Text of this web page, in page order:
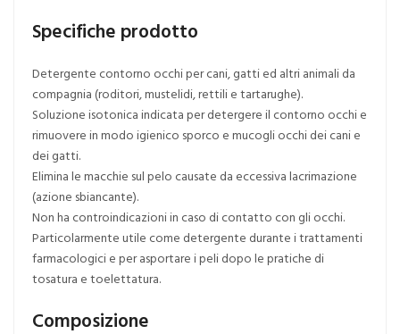
Specifiche prodotto
Detergente contorno occhi per cani, gatti ed altri animali da
compagnia (roditori, mustelidi, rettili e tartarughe).
Soluzione isotonica indicata per detergere il contorno occhi e
rimuovere in modo igienico sporco e mucogli occhi dei cani e
dei gatti.
Elimina le macchie sul pelo causate da eccessiva lacrimazione
(azione sbiancante).
Non ha controindicazioni in caso di contatto con gli occhi.
Particolarmente utile come detergente durante i trattamenti
farmacologici e per asportare i peli dopo le pratiche di
tosatura e toelettatura.
Composizione